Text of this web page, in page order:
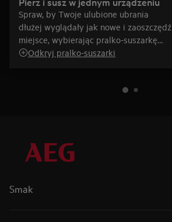
Spraw, by Twoje ulubione ubrania
dłużej wyglądały jak nowe i zaoszczędź
miejsce, wybierając pralko-suszarkę
AEG, która zadba o pranie równie
Odkryj pralko-suszarki
Smak